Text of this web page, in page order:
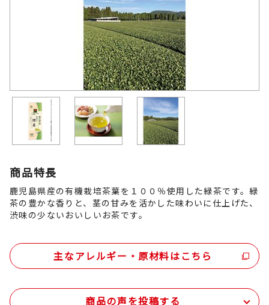
商品特長
鹿児島県産の有機栽培茶葉を１００％使用した緑茶です。緑
茶の豊かな香りと、茎の甘みを活かした味わいに仕上げた、
渋味の少ないおいしいお茶です。
主なアレルギー・原材料はこちら
商品の声を投稿する